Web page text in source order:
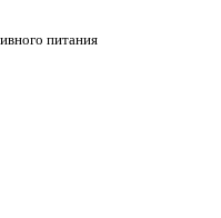
питания